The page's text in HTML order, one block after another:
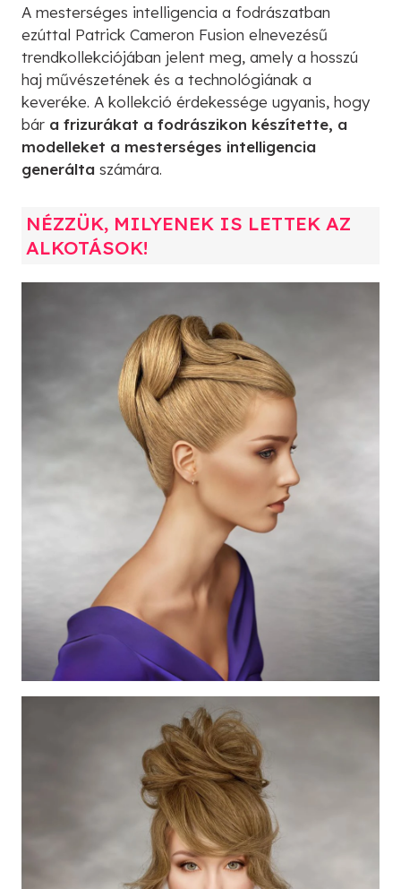
A mesterséges intelligencia a fodrászatban
ezúttal Patrick Cameron Fusion elnevezésű
trendkollekciójában jelent meg, amely a hosszú
haj művészetének és a technológiának a
keveréke. A kollekció érdekessége ugyanis, hogy
bár a frizurákat a fodrászikon készítette, a
modelleket a mesterséges intelligencia
generálta számára.
NÉZZÜK, MILYENEK IS LETTEK AZ
ALKOTÁSOK!